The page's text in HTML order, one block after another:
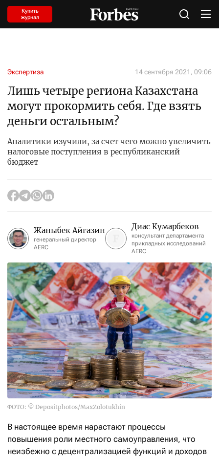
Купить
журнал
Экспертиза 14 сентября 2021, 09:06
Лишь четыре региона Казахстана
могут прокормить себя. Где взять
деньги остальным?
Аналитики изучили, за счет чего можно увеличить
налоговые поступления в республиканский
бюджет
Жаныбек Айгазин
генеральный директор
AERC
Диас Кумарбеков
консультант департамента
прикладных исследований
AERC
ФОТО: © Depositphotos/MaxZolotukhin
В настоящее время нарастают процессы
повышения роли местного самоуправления, что
неизбежно с децентрализацией функций и доходов